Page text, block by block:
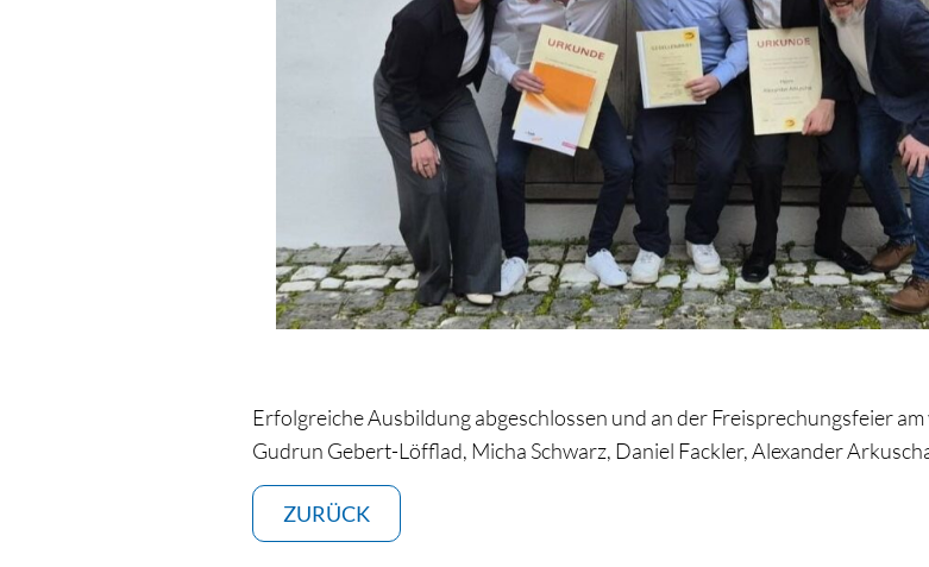
Erfolgreiche Ausbildung abgeschlossen und an der Freisprechungsfeier
Gudrun Gebert-Löfflad, Micha Schwarz, Daniel Fackler, Alexander
ZURÜCK